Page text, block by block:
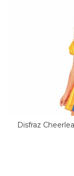
Disfraz